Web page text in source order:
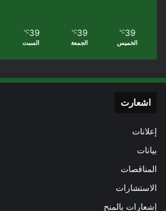
39
℃
الخميس
39
℃
الجمعة
39
℃
السبت
اشعارت
إعلانات
بيانات
المناقصات
الاستشارات
إشعارات بالمنح